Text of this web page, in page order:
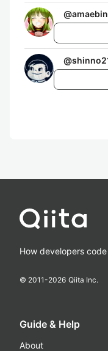
@amaebin
@
How developers code
© 2011-2026 Qiita Inc.
Guide & Help
About